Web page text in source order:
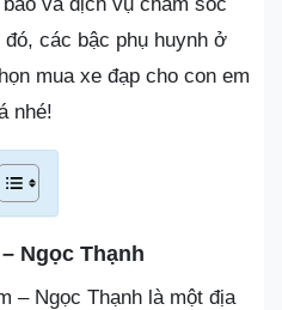
các bậc phụ huynh ở
mua xe đạp cho con em
nhé!
Ngọc Thạnh
– Ngọc Thạnh là một địa